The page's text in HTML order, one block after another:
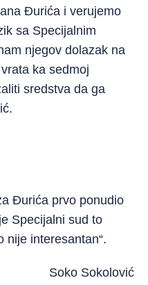
Đurića i verujemo
sa Specijalnim
njegov dolazak na
ka sedmoj
sredstva da ga
Đurića prvo ponudio
Specijalni sud to
nije interesantan“.
Soko Sokolović